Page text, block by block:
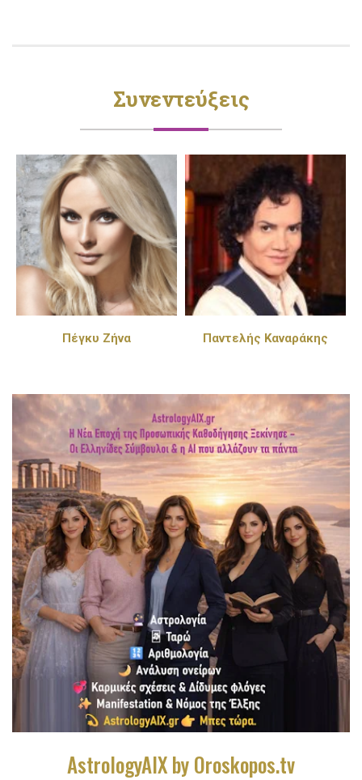
Συνεντεύξεις
Πέγκυ Ζήνα Παντελής Καναράκης
AstrologyAIX by Oroskopos.tv